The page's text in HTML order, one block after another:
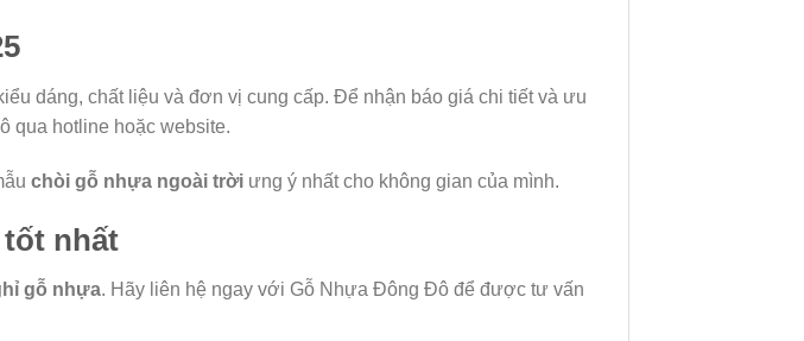
dáng, chất liệu và đơn vị cung cấp. Để nhận báo giá chi tiết và ưu
qua hotline hoặc website.
chòi gỗ nhựa ngoài trời ưng ý nhất cho không gian của mình.
nhất
gỗ nhựa. Hãy liên hệ ngay với Gỗ Nhựa Đông Đô để được tư vấn